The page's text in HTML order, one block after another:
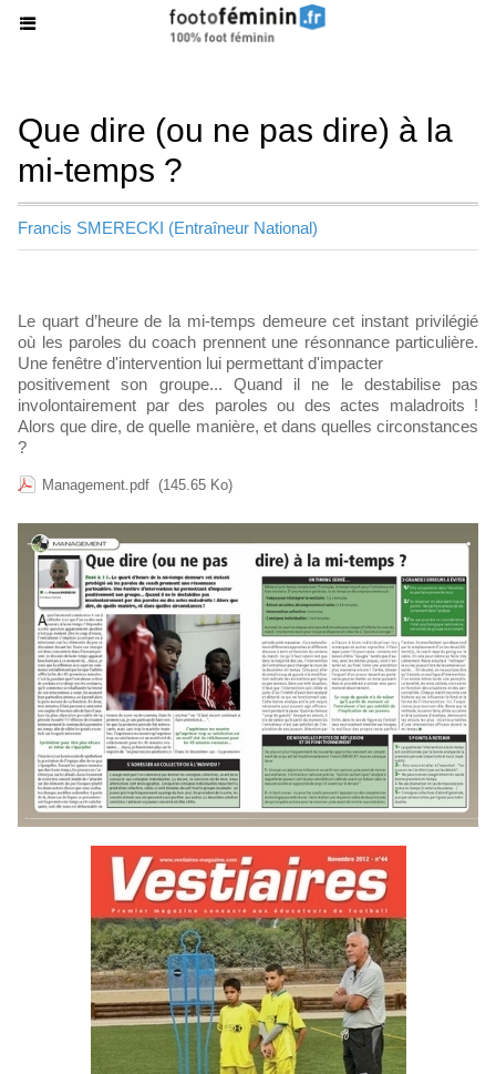
Que dire (ou ne pas dire) à la
mi-temps ?
Francis SMERECKI (Entraîneur National)
Le quart d’heure de la mi-temps demeure cet instant privilégié
où les paroles du coach prennent une résonnance particulière.
Une fenêtre d'intervention lui permettant d'impacter
positivement son groupe... Quand il ne le destabilise pas
involontairement par des paroles ou des actes maladroits !
Alors que dire, de quelle manière, et dans quelles circonstances
?
Management.pdf (145.65 Ko)